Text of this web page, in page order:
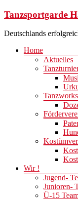
Zum
springen
Tanzsportgarde
Deutschlands
Menü
Home
Aktuelles
Wir !
Jugend-
Junioren-
Ü-15